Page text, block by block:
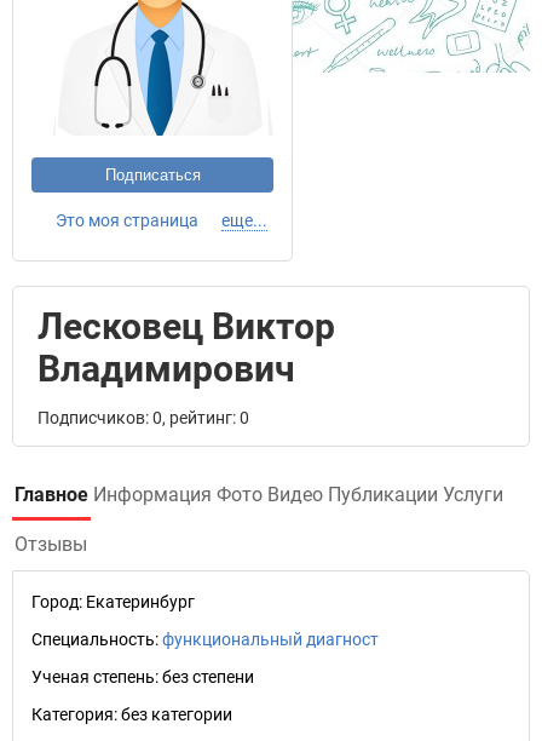
Подписаться
Это моя страница еще...
Лесковец Виктор
Владимирович
Подписчиков: 0, рейтинг: 0
Главное Информация Фото Видео Публикации Услуги
Отзывы
Город: Екатеринбург
Специальность:функциональный диагност
Ученая степень:без степени
Категория:без категории